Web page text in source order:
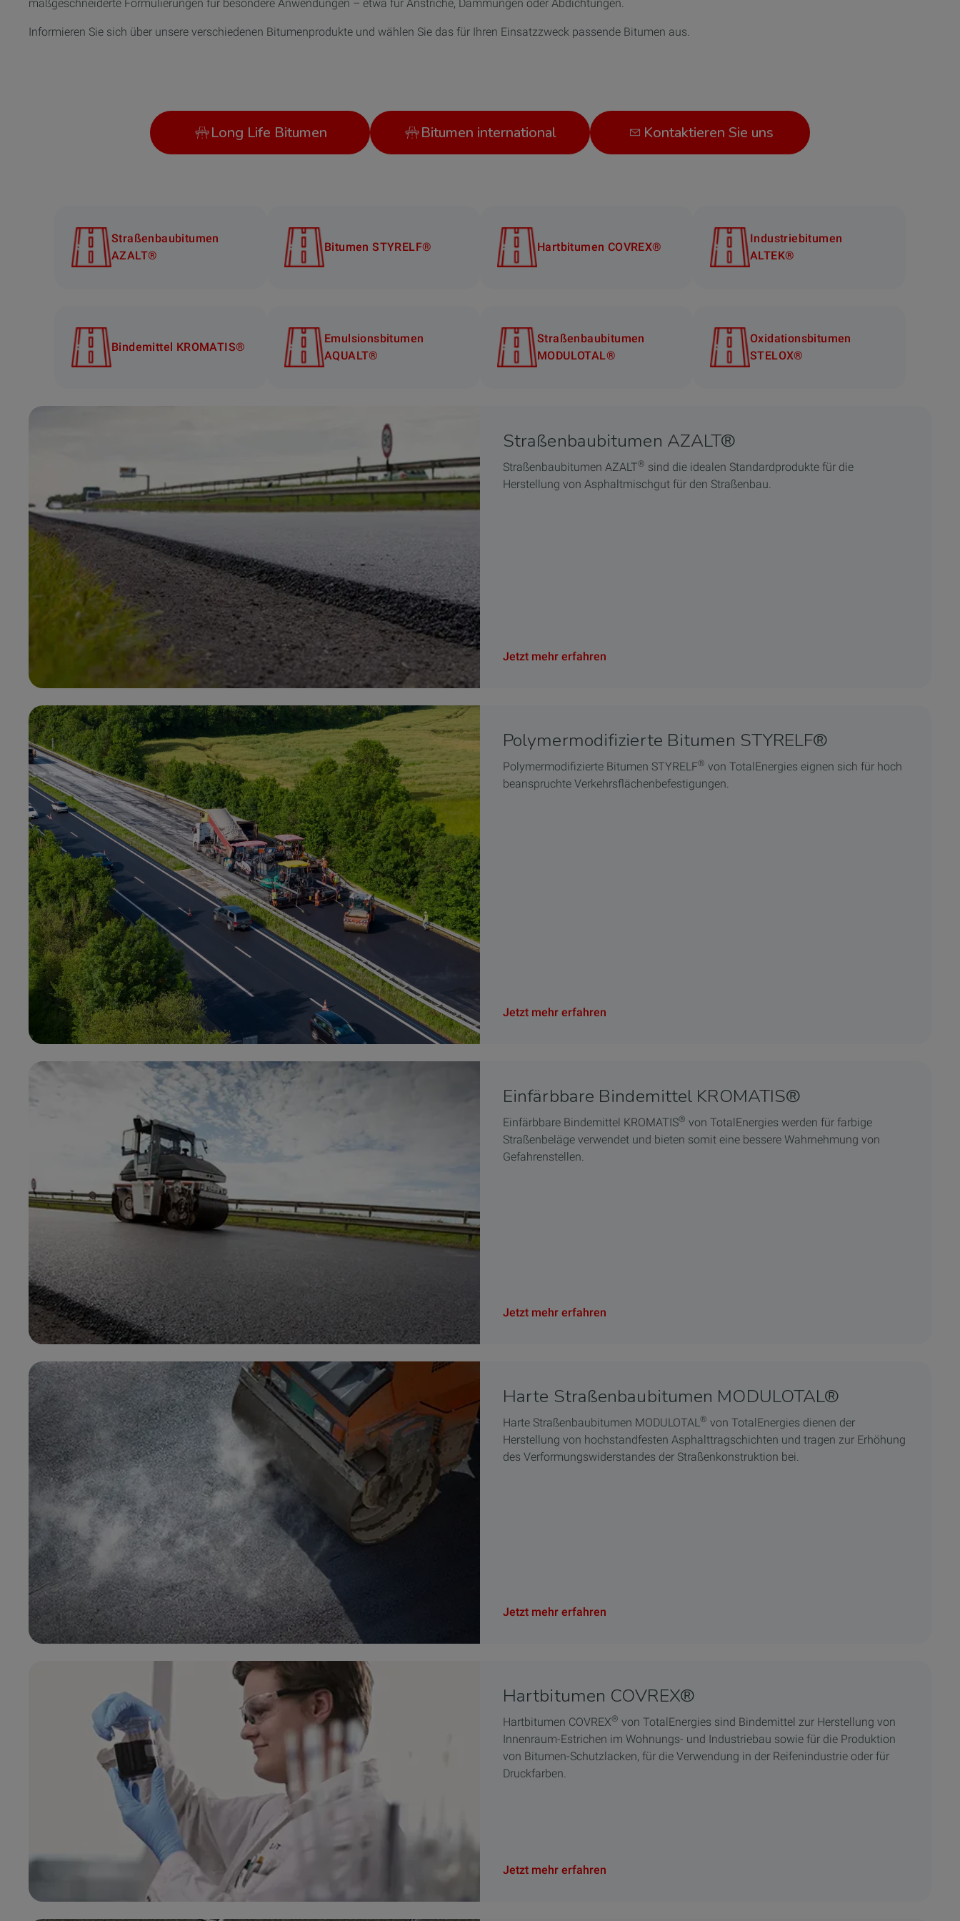
maßgeschneiderte Formulierungen für besondere Anwendungen – etwa für Anstriche, Dämmungen oder Abdichtungen.
Informieren Sie sich über unsere verschiedenen Bitumenprodukte und wählen Sie das für Ihren Einsatzzweck passende Bitumen aus.
Long Life Bitumen Bitumen international Kontaktieren Sie uns
Straßenbaubitumen
AZALT®
Bitumen STYRELF® Hartbitumen COVREX®
Industriebitumen
ALTEK®
Bindemittel KROMATIS®
Emulsionsbitumen
AQUALT®
Straßenbaubitumen
MODULOTAL®
Oxidationsbitumen
STELOX®
Straßenbaubitumen AZALT®
Straßenbaubitumen AZALT® sind die idealen Standardprodukte für die
Herstellung von Asphaltmischgut für den Straßenbau.
Jetzt mehr erfahren
Polymermodifizierte Bitumen STYRELF®
Polymermodifizierte Bitumen STYRELF® von TotalEnergies eignen sich für hoch
beanspruchte Verkehrsflächenbefestigungen.
Jetzt mehr erfahren
Einfärbbare Bindemittel KROMATIS®
Einfärbbare Bindemittel KROMATIS® von TotalEnergies werden für farbige
Straßenbeläge verwendet und bieten somit eine bessere Wahrnehmung von
Gefahrenstellen.
Jetzt mehr erfahren
Harte Straßenbaubitumen MODULOTAL®
Harte Straßenbaubitumen MODULOTAL ® von TotalEnergies dienen der
Herstellung von hochstandfesten Asphalttragschichten und tragen zur Erhöhung
des Verformungswiderstandes der Straßenkonstruktion bei.
Jetzt mehr erfahren
Hartbitumen COVREX®
Hartbitumen COVREX® von TotalEnergies sind Bindemittel zur Herstellung von
Innenraum-Estrichen im Wohnungs- und Industriebau sowie für die Produktion
von Bitumen-Schutzlacken, für die Verwendung in der Reifenindustrie oder für
Druckfarben.
Jetzt mehr erfahren